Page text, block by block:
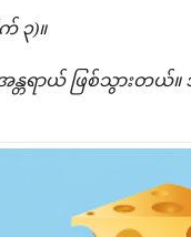
၃)။
ရာယ် ဖြစ်သွားတယ်။